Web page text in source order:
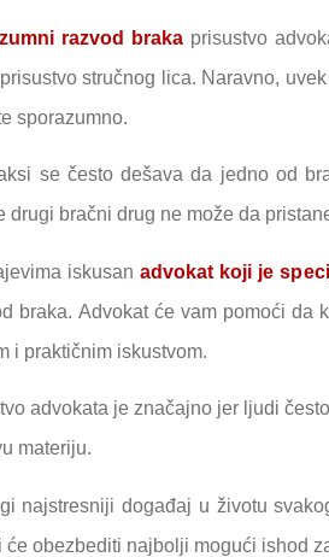
razvod braka prisustvo
stručnog lica. Naravno,
sporazumno.
se često dešava da jedno od
drugi bračni drug ne može da
iskusan advokat koji je
braka. Advokat će vam pomoći da
i praktičnim iskustvom.
advokata je značajno jer ljudi
materiju.
najstresniji događaj u životu
će obezbediti najbolji mogući ishod